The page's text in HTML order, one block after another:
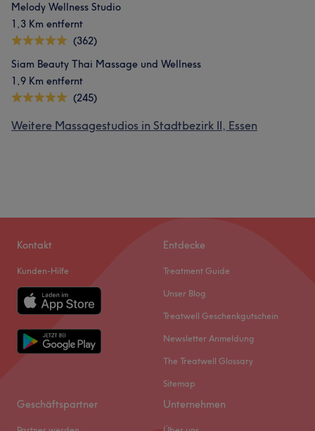
Melody Wellness Studio
1,3 Km entfernt
(362)
Siam Beauty Thai Massage und Wellness
1,9 Km entfernt
(245)
Weitere Massagestudios in Stadtbezirk II, Essen
Kontakt
Kunden-Hilfe
Entdecke
Treatment Guide
Unser Blog
Treatwell Geschenkgutschein
Newsletter Anmeldung
The Treatwell Glossary
Sitemap
Geschäftspartner Unternehmen